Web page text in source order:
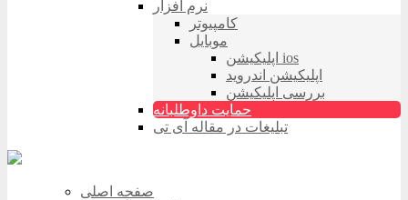
نرم افزار
کامپیوتر
موبایل
اپلیکیشن ios
اپلیکیشن اندروید
بررسی اپلیکیشن
حمایت داوطلبانه
تبلیغات در مقاله آی تی
صفحه اصلی